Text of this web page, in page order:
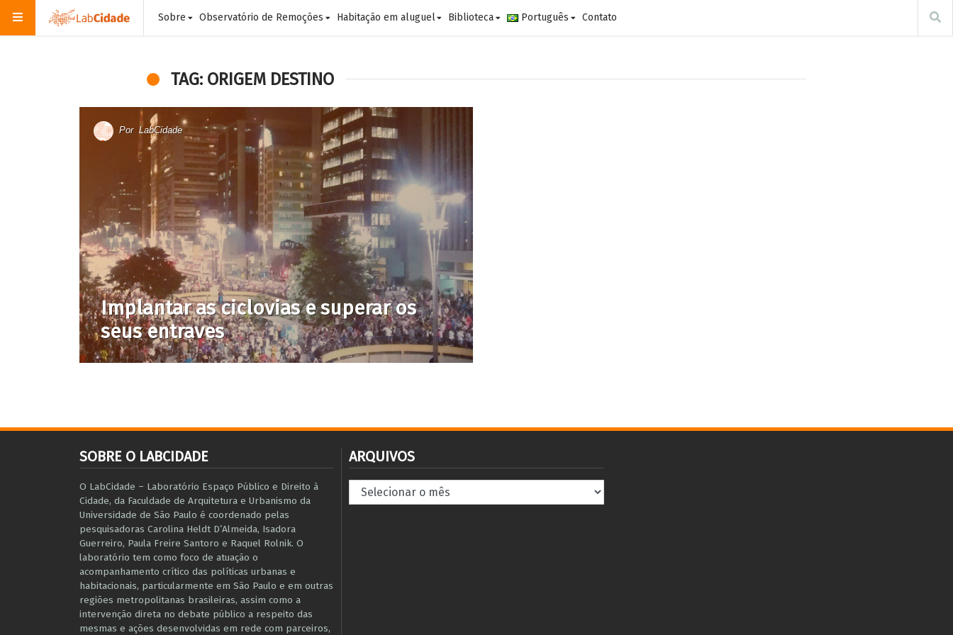
Sobre Observatório de Remoções Habitação em aluguel Biblioteca Português Contato
TAG: ORIGEM DESTINO
Por LabCidade
Implantar as ciclovias e superar os
seus entraves
SOBRE O LABCIDADE
O LabCidade – Laboratório Espaço Público e Direito à
Cidade, da Faculdade de Arquitetura e Urbanismo da
Universidade de São Paulo é coordenado pelas
pesquisadoras Carolina Heldt D’Almeida, Isadora
Guerreiro, Paula Freire Santoro e Raquel Rolnik. O
laboratório tem como foco de atuação o
acompanhamento crítico das políticas urbanas e
habitacionais, particularmente em São Paulo e ​em outras
regiões metropolitanas brasileiras, assim como a
intervenção direta no debate público a respeito das
mesmas e ações desenvolvidas em r​e​de com parceiros,
ARQUIVOS
Arquivos